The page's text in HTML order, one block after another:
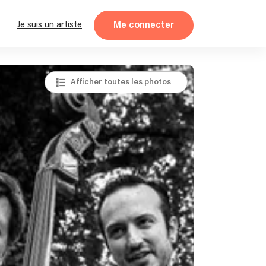
Je suis un artiste Me connecter
Afficher toutes les photos